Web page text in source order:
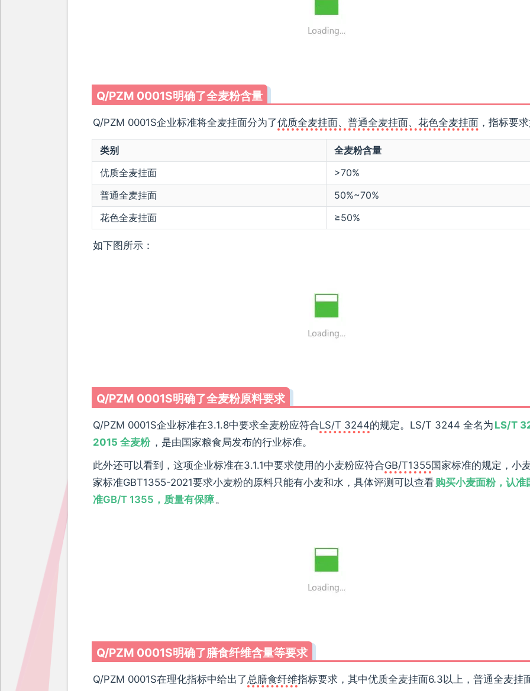
Q/PZM 0001S明确了全麦粉含量
Q/PZM 0001S企业标准将全麦挂面分为了优质全麦挂面、普通全麦挂面、花色全麦挂面 ，指标要
类别
全麦粉含量
优质全麦挂面
>70%
普通全麦挂面
50%~70%
花色全麦挂面
≥50%
如下图所示：
Q/PZM 0001S明确了全麦粉原料要求
Q/PZM 0001S企业标准在3.1.8中要求全麦粉应符合LS/T 3244的规定。LS/T 3244 全名为 LS/T
2015 全麦粉 ，是由国家粮食局发布的行业标准。
此外还可以看到，这项企业标准在3.1.1中要求使用的小麦粉应符合GB/T1355国家标准的规定，小
家标准GBT1355-2021要求小麦粉的原料只能有小麦和水，具体评测可以查看购买小麦面粉，认准
准GB/T 1355，质量有保障 。
Q/PZM 0001S明确了膳食纤维含量等要求
Q/PZM 0001S在理化指标中给出了总膳食纤维指标要求，其中优质全麦挂面6.3以上，普通全麦挂